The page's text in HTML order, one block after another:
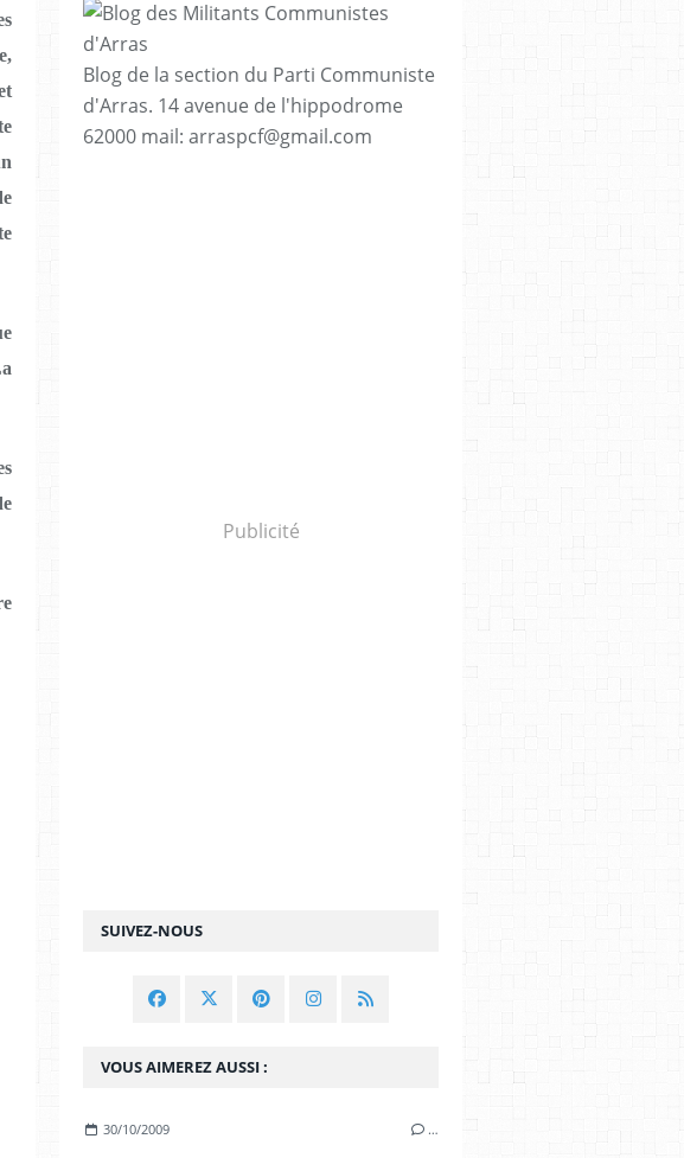
SUIVEZ-NOUS
Blog de la section du Parti Communiste
d'Arras. 14 avenue de l'hippodrome
62000 mail: arraspcf@gmail.com
Publicité
VOUS AIMEREZ AUSSI :
30/10/2009 …